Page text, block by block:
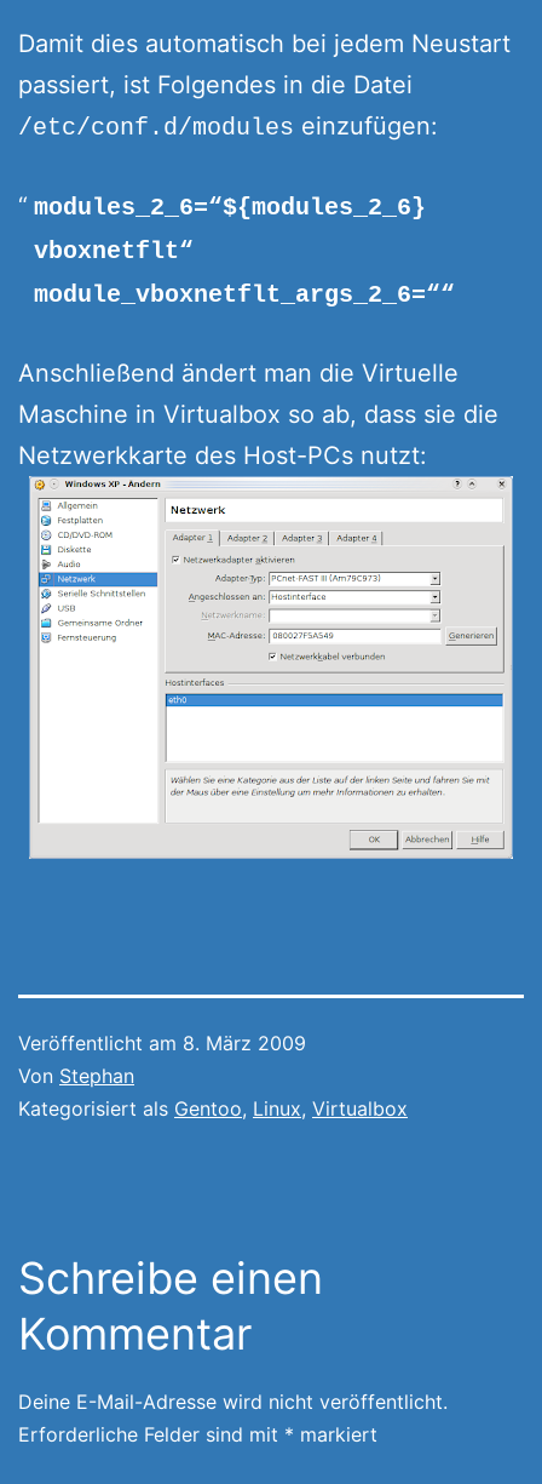
Damit dies automatisch bei jedem Neustart
passiert, ist Folgendes in die Datei
/etc/conf.d/modules einzufügen:
modules_2_6=“${modules_2_6}
vboxnetflt“
module_vboxnetflt_args_2_6=““
Anschließend ändert man die Virtuelle
Maschine in Virtualbox so ab, dass sie die
Netzwerkkarte des Host-PCs nutzt:
Veröffentlicht am 8. März 2009
Von Stephan
Kategorisiert als Gentoo, Linux, Virtualbox
Schreibe einen
Kommentar
Deine E-Mail-Adresse wird nicht veröffentlicht.
Erforderliche Felder sind mit * markiert